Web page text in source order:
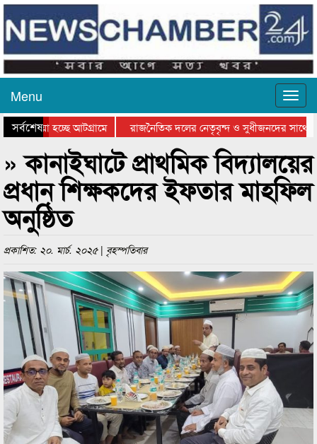
Menu
সর্বশেষ
যাওয়া হচ্ছে আটগ্রামে
রাজনৈতিক দলের নেতৃবৃন্দ ও সুধীজনদের সাথে
পুরস্কার বিতরণ সম্পন্ন
সিলেটে বাংলাদেশ গ্রুপ থিয়েটার ফেডারেশানের
» কানাইঘাটে প্রাথমিক বিদ্যালয়ের
প্রধান শিক্ষকদের ইফতার মাহফিল
অনুষ্ঠিত
প্রকাশিত: ২০. মার্চ. ২০২৫ | বৃহস্পতিবার